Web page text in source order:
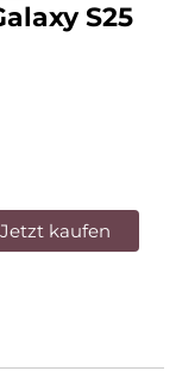
S25
Jetzt kaufen